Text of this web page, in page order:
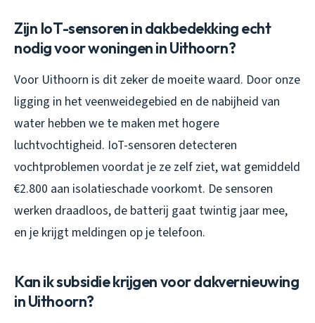
Zijn IoT-sensoren in dakbedekking echt
nodig voor woningen in Uithoorn?
Voor Uithoorn is dit zeker de moeite waard. Door onze
ligging in het veenweidegebied en de nabijheid van
water hebben we te maken met hogere
luchtvochtigheid. IoT-sensoren detecteren
vochtproblemen voordat je ze zelf ziet, wat gemiddeld
€2.800 aan isolatieschade voorkomt. De sensoren
werken draadloos, de batterij gaat twintig jaar mee,
en je krijgt meldingen op je telefoon.
Kan ik subsidie krijgen voor dakvernieuwing
in Uithoorn?